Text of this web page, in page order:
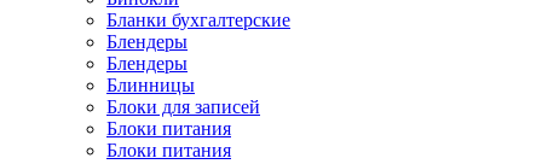
Бланки бухгалтерские
Блендеры
Блендеры
Блинницы
Блоки для записей
Блоки питания
Блоки питания